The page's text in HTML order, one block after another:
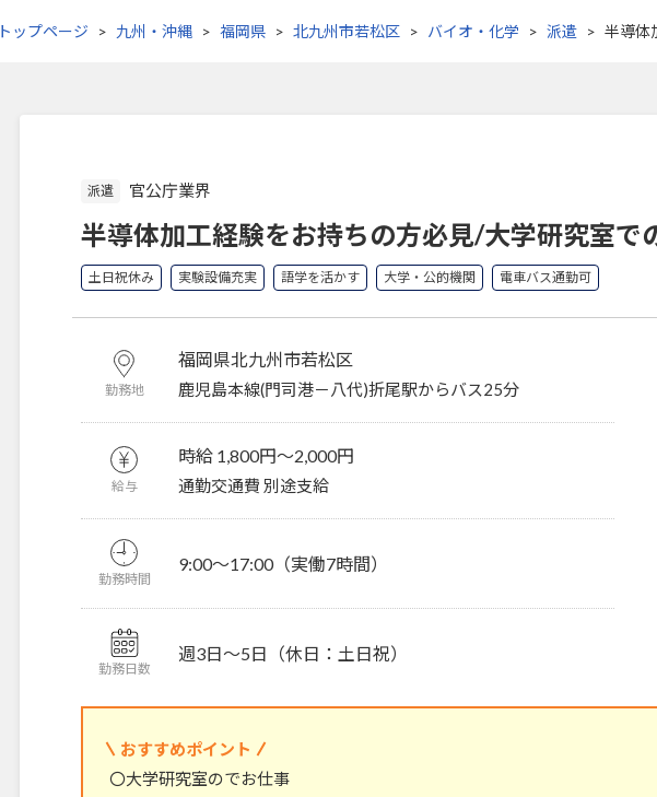
トップページ 九州・沖縄 福岡県 北九州市若松区 バイオ・化学 派遣 半導体
派遣 官公庁業界
半導体加工経験をお持ちの方必見/大学研究室で
土日祝休み 実験設備充実 語学を活かす 大学・公的機関 電車バス通勤可
勤務地
福岡県北九州市若松区
鹿児島本線(門司港－八代)折尾駅からバス25分
給与
時給 1,800円〜2,000円
通勤交通費 別途支給
勤務時間
9:00～17:00（実働7時間）
勤務日数
週3日～5日（休日：土日祝）
おすすめポイント
〇大学研究室のでお仕事